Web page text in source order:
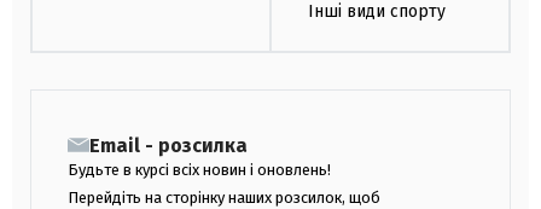
Інші види спорту
Email - розсилка
Будьте в курсі всіх новин і оновлень!
Перейдіть на сторінку наших розсилок, щоб